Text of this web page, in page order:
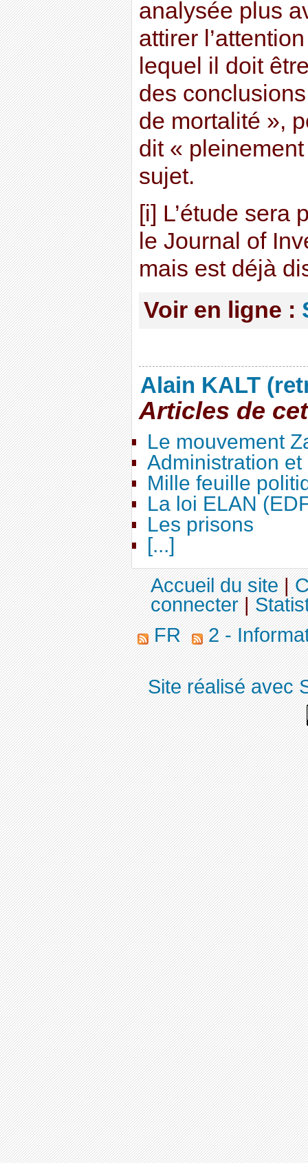
analysée plus
attirer
lequel il doit
des
de mortalité »,
dit «
sujet.
[i] L’étude sera
le Journal of
mais est déjà
Voir en ligne :
Alain KALT
Articles de
Le mouvement
Administration
Mille feuille
La loi ELAN
Les prisons
[...]
Accueil du site|
connecter|
FR
2 -
Site réalisé avec